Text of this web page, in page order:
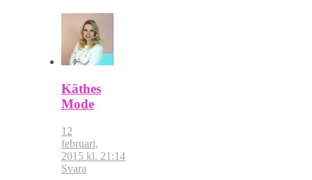
Käthes
Mode
12
februari,
2015 kl. 21:14
Svara